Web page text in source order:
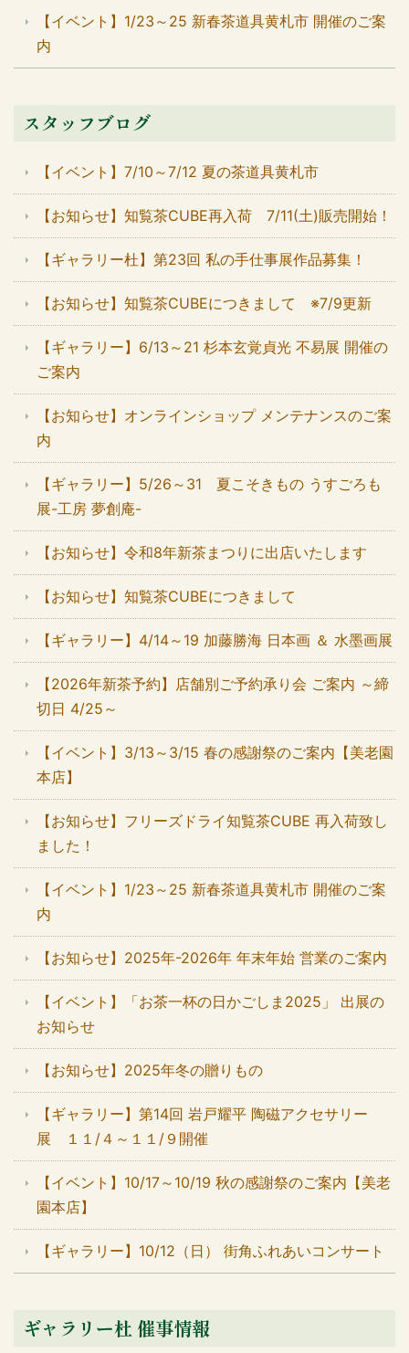
【イベント】1/23～25 新春茶道具黄札市 開催のご案
内
スタッフブログ
【イベント】7/10～7/12 夏の茶道具黄札市
【お知らせ】知覧茶CUBE再入荷 7/11(土)販売開始！
【ギャラリー杜】第23回 私の手仕事展作品募集！
【お知らせ】知覧茶CUBEにつきまして ※7/9更新
【ギャラリー】6/13～21 杉本玄覚貞光 不易展 開催の
ご案内
【お知らせ】オンラインショップ メンテナンスのご案
内
【ギャラリー】5/26～31 夏こそきもの うすごろも
展-工房 夢創庵-
【お知らせ】令和8年新茶まつりに出店いたします
【お知らせ】知覧茶CUBEにつきまして
【ギャラリー】4/14～19 加藤勝海 日本画 ＆ 水墨画展
【2026年新茶予約】店舗別ご予約承り会 ご案内 ～締
切日 4/25～
【イベント】3/13～3/15 春の感謝祭のご案内【美老園
本店】
【お知らせ】フリーズドライ知覧茶CUBE 再入荷致し
ました！
【イベント】1/23～25 新春茶道具黄札市 開催のご案
内
【お知らせ】2025年-2026年 年末年始 営業のご案内
【イベント】「お茶一杯の日かごしま2025」 出展の
お知らせ
【お知らせ】2025年冬の贈りもの
【ギャラリー】第14回 岩戸耀平 陶磁アクセサリー
展 １１/４～１１/９開催
【イベント】10/17～10/19 秋の感謝祭のご案内【美老
園本店】
【ギャラリー】10/12（日） 街角ふれあいコンサート
ギャラリー杜 催事情報